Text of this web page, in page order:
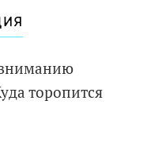
торопится